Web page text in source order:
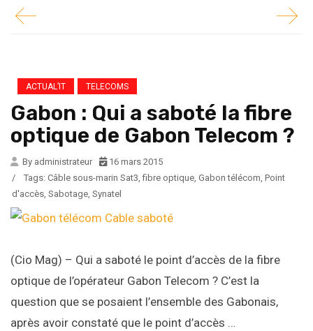
ACTUAL’IT TELECOMS
Gabon : Qui a saboté la fibre
optique de Gabon Telecom ?
By administrateur
16 mars 2015
/
Tags: Câble sous-marin Sat3,fibre optique, Gabon télécom, Point
d'accès, Sabotage, Synatel
(Cio Mag) – Qui a saboté le point d’accès de la fibre
optique de l’opérateur Gabon Telecom ? C’est la
question que se posaient l’ensemble des Gabonais,
après avoir constaté que le point d’accès …